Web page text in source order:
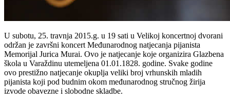
U subotu, 25. travnja 2015.g. u 19 sati u Velikoj koncertnoj dvorani
održan je završni koncert Međunarodnog natjecanja pijanista
Memorijal Jurica Murai. Ovo je natjecanje koje organizira Glazbena
škola u Varaždinu utemeljena 01.01.1828. godine. Svake godine
ovo prestižno natjecanje okuplja veliki broj vrhunskih mladih
pijanista koji pod budnim okom međunarodnog stručnog žirija
izvode obavezne i slobodne skladbe.